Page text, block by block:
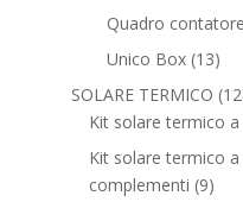
Quadro contatore
Unico Box 1313
SOLARE TERMICO 12
Kit solare termico
Kit solare termico
complementi 99